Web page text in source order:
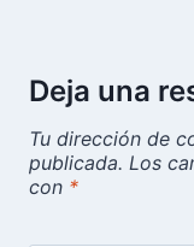
Deja una
Tu dirección de
publicada. Los
con *